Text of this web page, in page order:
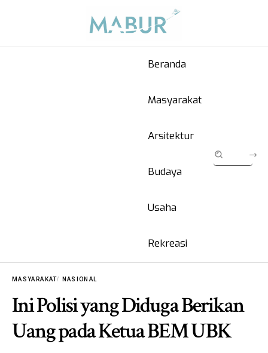
Beranda
Masyarakat
Arsitektur
Budaya
Usaha
Rekreasi
MASYARAKAT NASIONAL
Ini Polisi yang Diduga Berikan
Uang pada Ketua BEM UBK